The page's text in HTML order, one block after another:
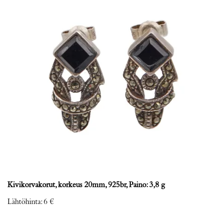
Kivikorvakorut, korkeus 20mm, 925br, Paino: 3,8 g
Lähtöhinta:6 €